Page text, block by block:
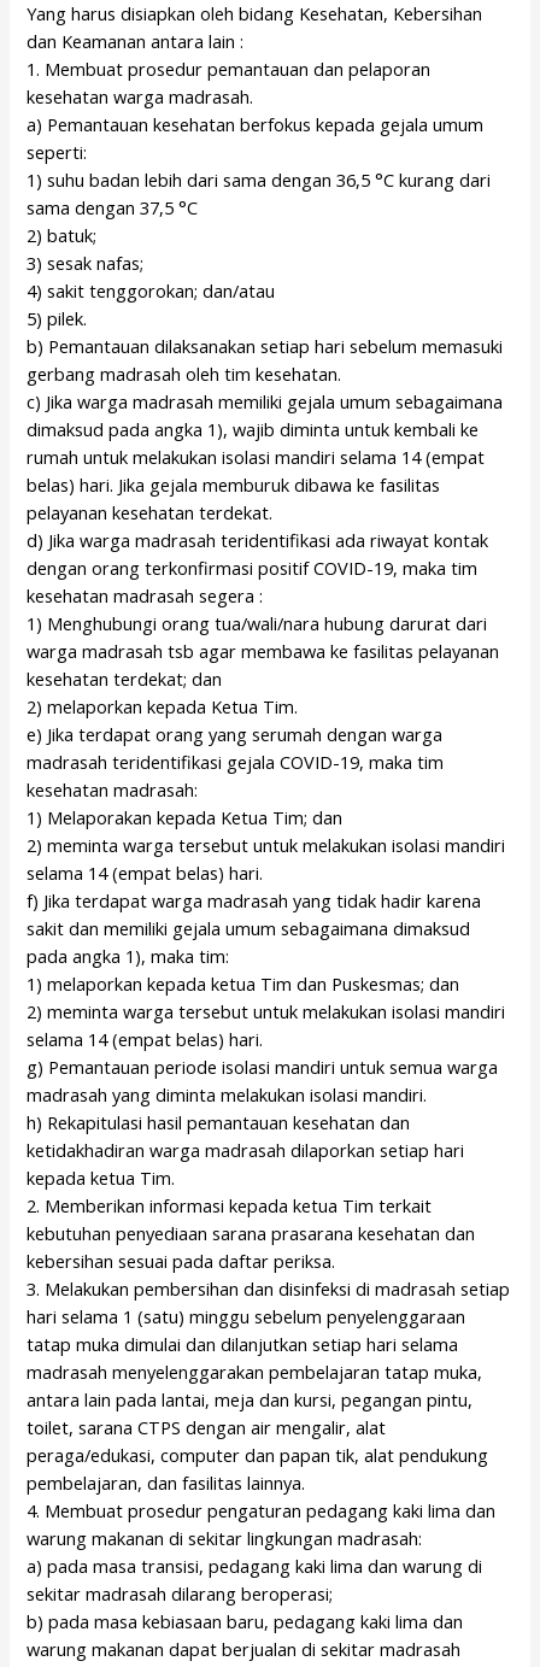
Yang harus disiapkan oleh bidang Kesehatan, Kebersihan
dan Keamanan antara lain :
1. Membuat prosedur pemantauan dan pelaporan
kesehatan warga madrasah.
a) Pemantauan kesehatan berfokus kepada gejala umum
seperti:
1) suhu badan lebih dari sama dengan 36,5 °C kurang dari
sama dengan 37,5 °C
2) batuk;
3) sesak nafas;
4) sakit tenggorokan; dan/atau
5) pilek.
b) Pemantauan dilaksanakan setiap hari sebelum memasuki
gerbang madrasah oleh tim kesehatan.
c) Jika warga madrasah memiliki gejala umum sebagaimana
dimaksud pada angka 1), wajib diminta untuk kembali ke
rumah untuk melakukan isolasi mandiri selama 14 (empat
belas) hari. Jika gejala memburuk dibawa ke fasilitas
pelayanan kesehatan terdekat.
d) Jika warga madrasah teridentifikasi ada riwayat kontak
dengan orang terkonfirmasi positif COVID-19, maka tim
kesehatan madrasah segera :
1) Menghubungi orang tua/wali/nara hubung darurat dari
warga madrasah tsb agar membawa ke fasilitas pelayanan
kesehatan terdekat; dan
2) melaporkan kepada Ketua Tim.
e) Jika terdapat orang yang serumah dengan warga
madrasah teridentifikasi gejala COVID-19, maka tim
kesehatan madrasah:
1) Melaporakan kepada Ketua Tim; dan
2) meminta warga tersebut untuk melakukan isolasi mandiri
selama 14 (empat belas) hari.
f) Jika terdapat warga madrasah yang tidak hadir karena
sakit dan memiliki gejala umum sebagaimana dimaksud
pada angka 1), maka tim:
1) melaporkan kepada ketua Tim dan Puskesmas; dan
2) meminta warga tersebut untuk melakukan isolasi mandiri
selama 14 (empat belas) hari.
g) Pemantauan periode isolasi mandiri untuk semua warga
madrasah yang diminta melakukan isolasi mandiri.
h) Rekapitulasi hasil pemantauan kesehatan dan
ketidakhadiran warga madrasah dilaporkan setiap hari
kepada ketua Tim.
2. Memberikan informasi kepada ketua Tim terkait
kebutuhan penyediaan sarana prasarana kesehatan dan
kebersihan sesuai pada daftar periksa.
3. Melakukan pembersihan dan disinfeksi di madrasah setiap
hari selama 1 (satu) minggu sebelum penyelenggaraan
tatap muka dimulai dan dilanjutkan setiap hari selama
madrasah menyelenggarakan pembelajaran tatap muka,
antara lain pada lantai, meja dan kursi, pegangan pintu,
toilet, sarana CTPS dengan air mengalir, alat
peraga/edukasi, computer dan papan tik, alat pendukung
pembelajaran, dan fasilitas lainnya.
4. Membuat prosedur pengaturan pedagang kaki lima dan
warung makanan di sekitar lingkungan madrasah:
a) pada masa transisi, pedagang kaki lima dan warung di
sekitar madrasah dilarang beroperasi;
b) pada masa kebiasaan baru, pedagang kaki lima dan
warung makanan dapat berjualan di sekitar madrasah